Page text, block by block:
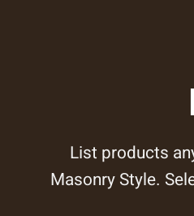
List products
Masonry Style.